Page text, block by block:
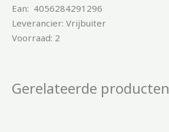
Ean: 4056284291296
Leverancier: Vrijbuiter
Voorraad: 2
Gerelateerde producten